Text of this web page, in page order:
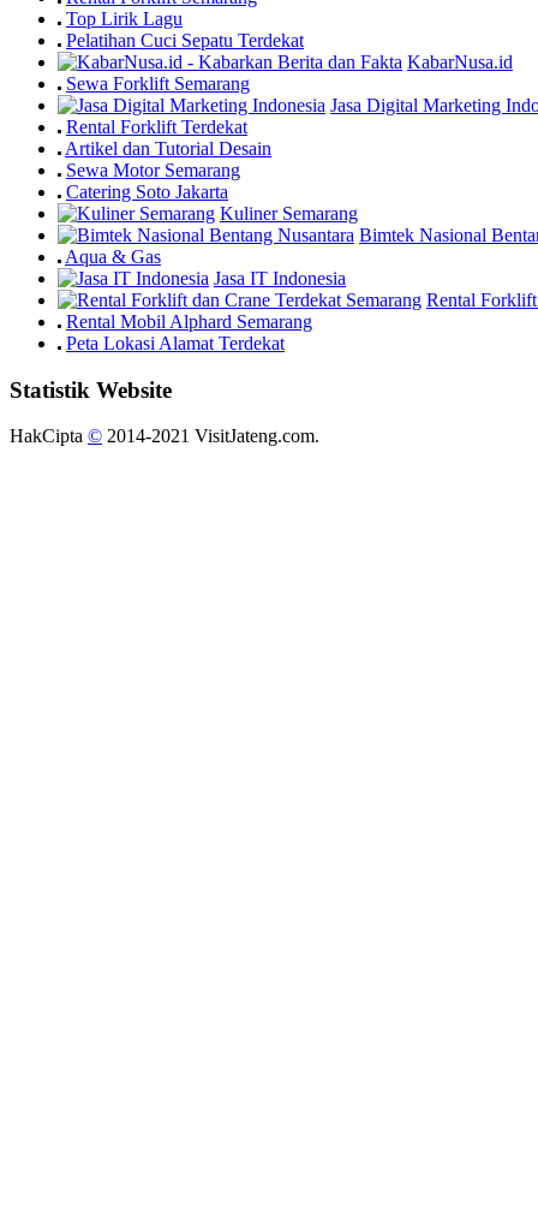
Top Lirik Lagu
Pelatihan Cuci Sepatu Terdekat
KabarNusa.id
Sewa Forklift Semarang
Jasa Digital Marketing
Rental Forklift Terdekat
Artikel dan Tutorial Desain
Sewa Motor Semarang
Catering Soto Jakarta
Kuliner Semarang
Bimtek Nasional
Aqua & Gas
Jasa IT Indonesia
Rental Forklift
Rental Mobil Alphard Semarang
Peta Lokasi Alamat Terdekat
Statistik Website
HakCipta © 2014-2021 VisitJateng.com.